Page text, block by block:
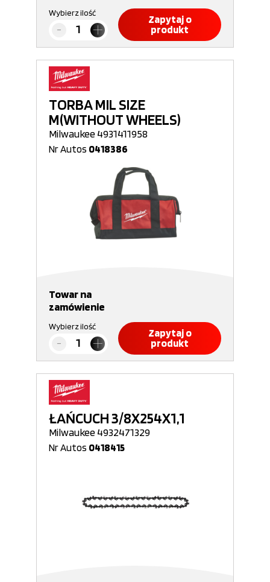
Wybierz ilość
Zapytaj o
produkt
TORBA MIL SIZE
M(WITHOUT WHEELS)
Milwaukee 4931411958
Nr Autos 0418386
Towar na
zamówienie
Wybierz ilość
Zapytaj o
produkt
ŁAŃCUCH 3/8X254X1,1
Milwaukee 4932471329
Nr Autos 0418415